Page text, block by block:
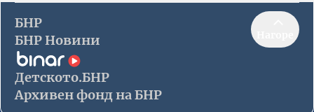
БНР
БНР Новини
Детското.БНР
Архивен фонд на БНР